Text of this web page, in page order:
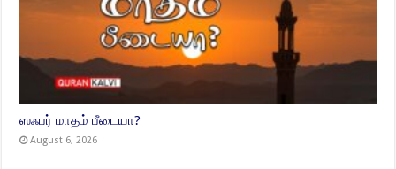
ஸஃபர் மாதம் பீடையா?
August 6, 2026